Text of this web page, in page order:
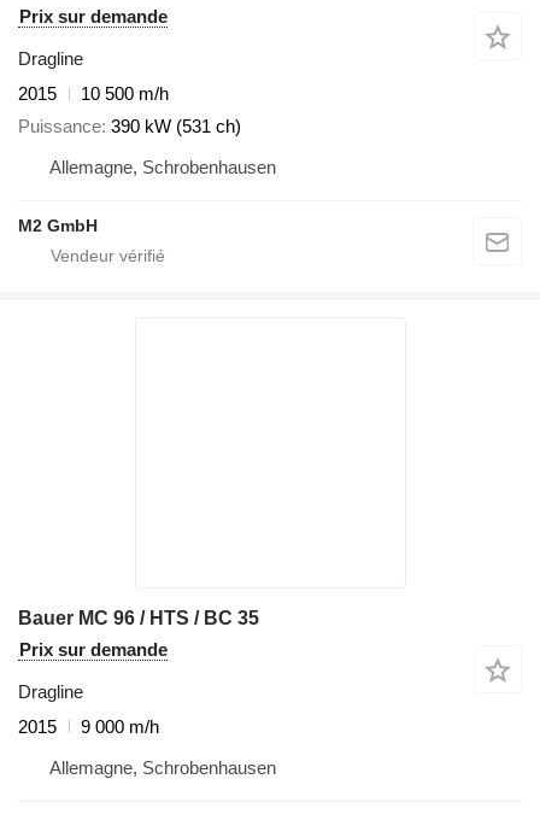
Prix sur demande
Dragline
2015
10 500 m/h
Puissance 390 kW (531 ch)
Allemagne, Schrobenhausen
M2 GmbH
Bauer MC 96 / HTS / BC 35
Prix sur demande
Dragline
2015
9 000 m/h
Allemagne, Schrobenhausen